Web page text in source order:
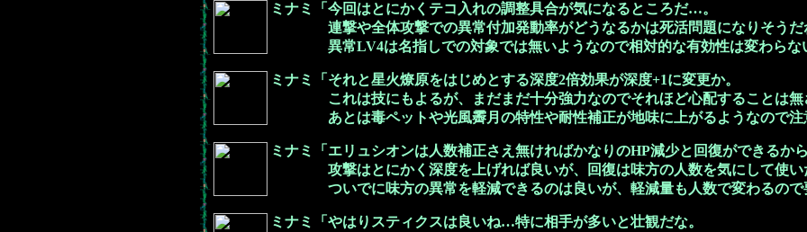
ミナミ「今回はとにかくテコ入れの調整具合が気になるところだ…。
連撃や全体攻撃での異常付加発動率がどうなるかは死活問題になりそうだ
異常LV4は名指しでの対象では無いようなので相対的な有効性は変わらな
ミナミ「それと星火燎原をはじめとする深度2倍効果が深度+1に変更か。
これは技にもよるが、まだまだ十分強力なのでそれほど心配することは無
あとは毒ペットや光風霽月の特性や耐性補正が地味に上がるようなので注
ミナミ「エリュシオンは人数補正さえ無ければかなりのHP減少と回復ができるか
攻撃はとにかく深度を上げれば良いが、回復は味方の人数を気にして使い
ついでに味方の異常を軽減できるのは良いが、軽減量も人数で変わるので
ミナミ「やはりスティクスは良いね…特に相手が多いと壮観だな。